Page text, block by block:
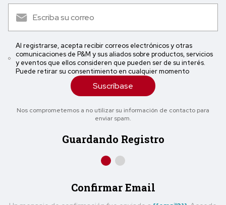
Al registrarse, acepta recibir correos electrónicos y otras
comunicaciones de P&M y sus aliados sobre productos, servicios
y eventos que ellos consideren que pueden ser de su interés.
Puede retirar su consentimiento en cualquier momento
Suscríbase
Nos comprometemos a no utilizar su información de contacto para
enviar spam.
Guardando Registro
Confirmar Email